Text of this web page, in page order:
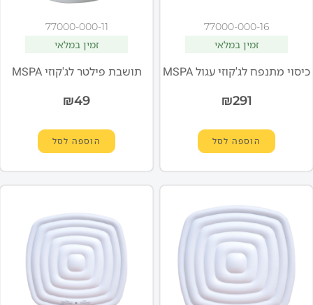
77000-000-16
זמין במלאי
כיסוי מתנפח לג'קוזי עגול MSPA
₪291
הוספה לסל
77000-000-11
זמין במלאי
תושבת פילטר לג'קוזי MSPA
₪49
הוספה לסל